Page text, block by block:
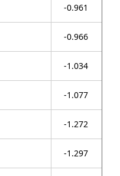
-0.961
-0.966
-1.034
-1.077
-1.272
-1.297